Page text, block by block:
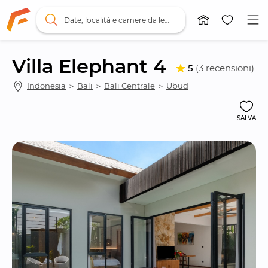
Villa Elephant 4 5 (3 recensioni)
Indonesia ＞ Bali ＞ Bali Centrale ＞ Ubud
SALVA